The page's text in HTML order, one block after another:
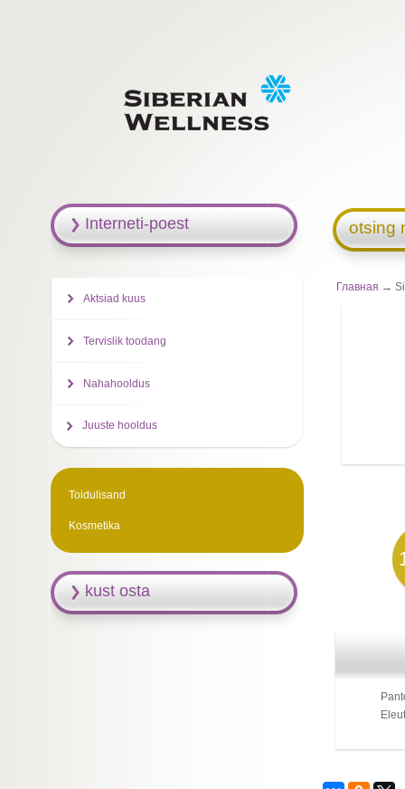
otsing
Главная →
Interneti-poest
Aktsiad kuus
Tervislik toodang
Nahahooldus
Juuste hooldus
Toidulisand
Kosmetika
kust osta